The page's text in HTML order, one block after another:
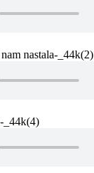
nastala-_44k(2)
_44k(4)